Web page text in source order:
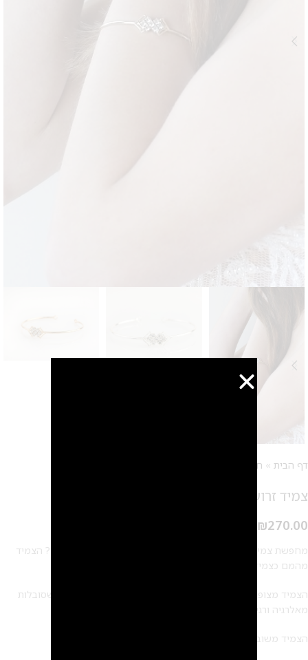
דף הבית » חנות
צמיד זרוע לואי
₪270.00
מחפשת צמיד זרוע עדין לכלה, אך כזה שיישאר איתך הרבה אחרי? הצמיד
מהמם כצמיד לכלה ומצד שני יוסיף לכל לוק יומיומי!
הצמיד מצופה בזהב 14 קראט/ כסף – ללא ניקל, במיוחד לבנות שסובלות
מאלרגיה ורגישות.
הצמיד משובץ באבני קריסטל צ'כי